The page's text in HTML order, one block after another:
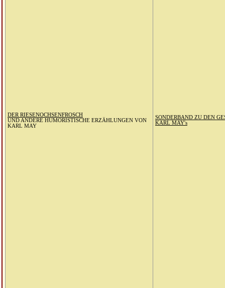
DER RIESENOCHSENFROSCH
UND ANDERE HUMORISTISCHE ERZÄHLUNGEN VON
KARL MAY
SONDERBAND ZU DEN
KARL MAY's